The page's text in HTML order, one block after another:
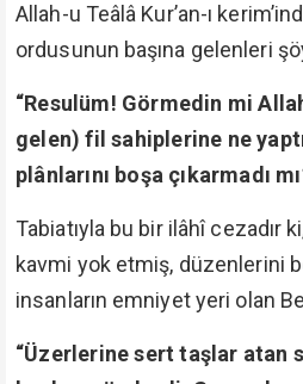
Allah-u Teâlâ Kur’an-ı
ordusunun başına gelenleri
“Resulüm! Görmedin mi
gelen) fil sahiplerine ne
plânlarını boşa çıkarmadı
Tabiatıyla bu bir ilâhî cezadır
kavmi yok etmiş, düzenlerini
insanların emniyet yeri olan
“Üzerlerine sert taşlar atan